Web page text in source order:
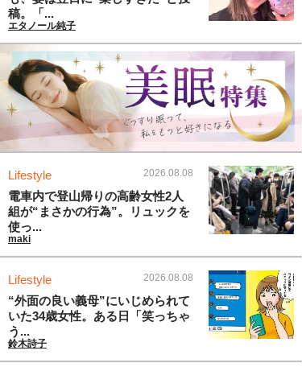
稿。「...
エタノール純子
Lifestyle 2026.08.08
電車内で登山帰りの高齢女性2人
組が“まさかの行為”。リュックを
使っ...
maki
Lifestyle 2026.08.08
“外面の良い義母”にいじめられて
いた34歳女性。ある日「笑っちゃ
う...
鈴木詩子